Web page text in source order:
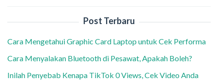
Post Terbaru
Cara Mengetahui Graphic Card Laptop untuk Cek Performa
Cara Menyalakan Bluetooth di Pesawat, Apakah Boleh?
Inilah Penyebab Kenapa TikTok 0 Views, Cek Video Anda